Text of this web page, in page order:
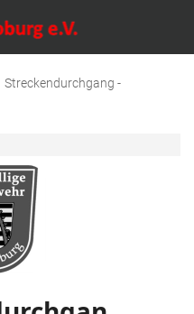
Streckendurchgang -